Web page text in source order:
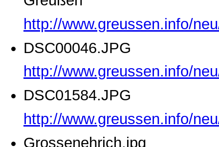
http://www.greussen.info/
DSC00046.JPG
http://www.greussen.info/
DSC01584.JPG
http://www.greussen.info/
Grossenehrich.jpg